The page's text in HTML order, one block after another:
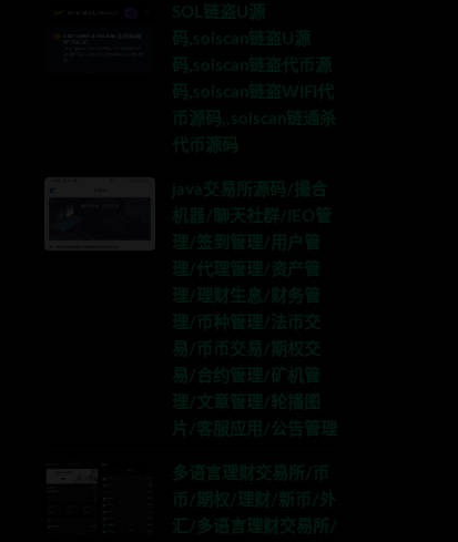
系TG:anons123x
SOL链盗U源
码,solscan链盗U源
码,solscan链盗代币源
码,solscan链盗WIFI代
币源码,,solscan链通杀
代币源码
java交易所源码/撮合
机器/聊天社群/IEO管
理/签到管理/用户管
理/代理管理/资产管
理/理财生息/财务管
理/币种管理/法币交
易/币币交易/期权交
易/合约管理/矿机管
理/文章管理/轮播图
片/客服应用/公告管理
多语言理财交易所/币
币/期权/理财/新币/外
汇/多语言理财交易所/